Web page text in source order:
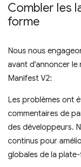
Combler les
forme
Nous nous
avant d'annoncer le
Manifest V2:
Les problèmes ont
commentaires de
des développeurs.
continus pour
globales de la